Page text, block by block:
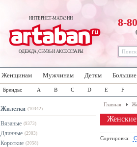
ИНТЕРНЕТ-МАГАЗИН
ОДЕЖДА, ОБУВЬ И АКСЕССУАРЫ
8-
Женщинам Мужчинам Детям
Бренды: A B C D E F
Жилетки (10342)
Вязаные (9373)
Длинные (2903)
Короткие (2058)
Главная
Сортировка: